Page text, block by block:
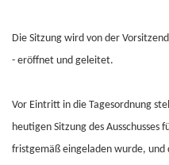
Die Sitzung wird von der
- eröffnet und geleitet.
Vor Eintritt in die Tagesordnung
heutigen Sitzung des Ausschusses
fristgemäß eingeladen wurde, und